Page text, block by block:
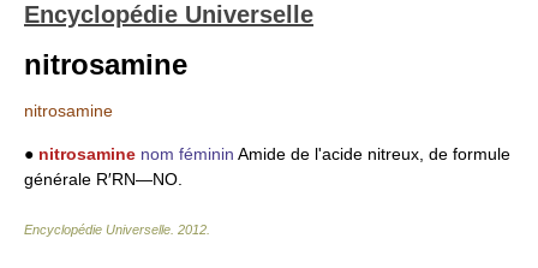
Encyclopédie Universelle
nitrosamine
nitrosamine
● nitrosamine nom féminin Amide de l'acide nitreux, de formule
générale R′RN―NO.
Encyclopédie Universelle 2012